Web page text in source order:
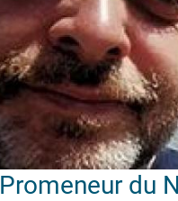
Promeneur du